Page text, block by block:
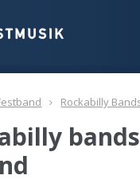
Rockabilly